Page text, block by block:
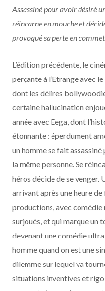
Assassiné pour avoir désiré
réincarne en mouche et
provoqué sa perte en
L’édition précédente, le
perçante à l’Etrange avec
dont les délires
certaine hallucination
année avec Eega, dont
étonnante : éperdument
un homme se fait
la même personne. Se
héros décide de se venger.
arrivant après une heure
productions, avec comédie
surjoués, et qui marque un
devenant une comédie
homme quand on est une
dilemme sur lequel va
situations inventives et